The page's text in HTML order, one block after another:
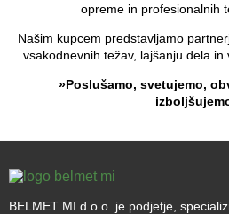
opreme in profesionalnih
Našim kupcem predstavljamo
vsakodnevnih težav, lajšanju dela in
»Poslušamo, svetujemo,
BELMET MI d.o.o. je podjetje,